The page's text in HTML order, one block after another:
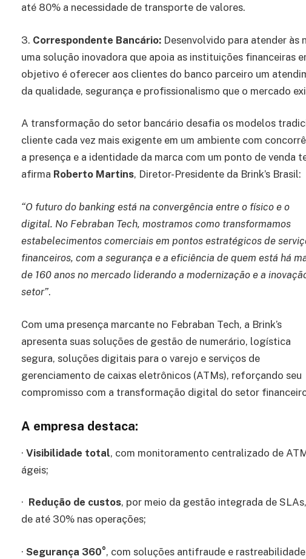
até 80% a necessidade de transporte de valores.
3. Correspondente Bancário: Desenvolvido para atender às
uma solução inovadora que apoia as instituições financeiras
objetivo é oferecer aos clientes do banco parceiro um
da qualidade, segurança e profissionalismo que o mercado
A transformação do setor bancário desafia os modelos
cliente cada vez mais exigente em um ambiente com
a presença e a identidade da marca com um ponto de venda
afirma Roberto Martins, Diretor-Presidente da Brink’s Brasil:
“O futuro do banking está na convergência entre o físico e o
digital. No Febraban Tech, mostramos como transformamos
estabelecimentos comerciais em pontos estratégicos de
financeiros, com a segurança e a eficiência de quem está há
de 160 anos no mercado liderando a modernização e a
setor”.
Com uma presença marcante no Febraban Tech, a Brink’s
apresenta suas soluções de gestão de numerário, logística
segura, soluções digitais para o varejo e serviços de
gerenciamento de caixas eletrônicos (ATMs), reforçando seu
compromisso com a transformação digital do setor
A empresa destaca:
· Visibilidade total, com monitoramento centralizado de
ágeis;
· Redução de custos, por meio da gestão integrada de
de até 30% nas operações;
· Segurança 360°, com soluções antifraude e